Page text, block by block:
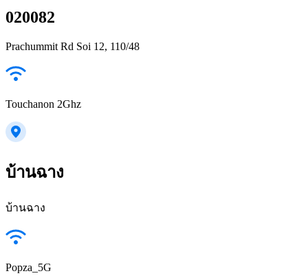
020082
Prachummit Rd Soi 12, 110/48
Touchanon 2Ghz
บ้านฉาง
บ้านฉาง
Popza_5G